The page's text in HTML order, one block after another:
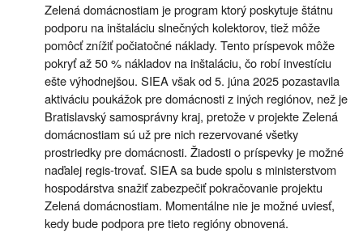
Zelená domácnostiam je program ktorý poskytuje štátnu
podporu na inštaláciu slnečných kolektorov, tiež môže
pomôcť znížiť počiatočné náklady. Tento príspevok môže
pokryť až 50 % nákladov na inštaláciu, čo robí investíciu
ešte výhodnejšou. SIEA však od 5. júna 2025 pozastavila
aktiváciu poukážok pre domácnosti z iných regiónov, než je
Bratislavský samosprávny kraj, pretože v projekte Zelená
domácnostiam sú už pre nich rezervované všetky
prostriedky pre domácnosti. Žiadosti o príspevky je možné
naďalej regis-trovať. SIEA sa bude spolu s ministerstvom
hospodárstva snažiť zabezpečiť pokračovanie projektu
Zelená domácnostiam. Momentálne nie je možné uviesť,
kedy bude podpora pre tieto regióny obnovená.